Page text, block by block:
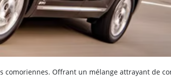
comoriennes. Offrant un mélange attrayant de